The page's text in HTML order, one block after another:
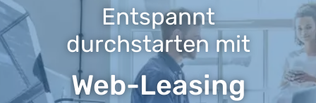
Entspannt
durchstarten mit
Web-Leasing